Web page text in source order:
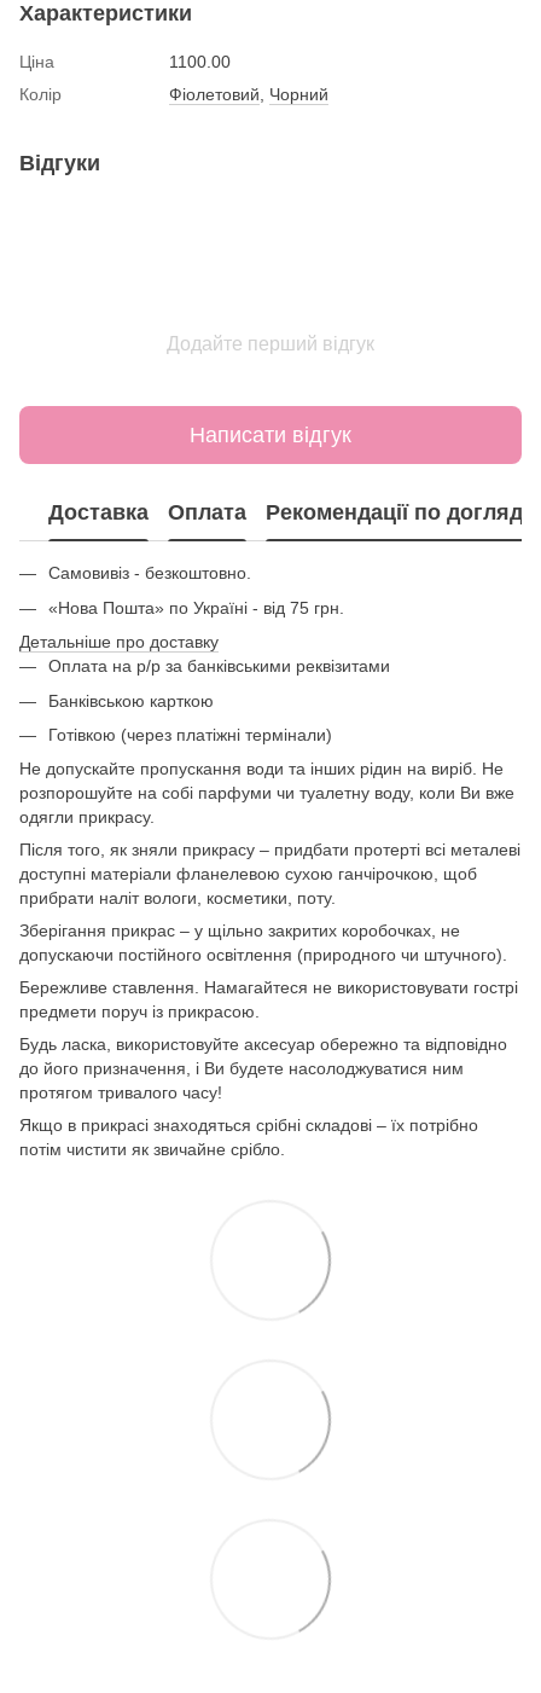
Характеристики
Ціна
1100.00
Колір
Фіолетовий, Чорний
Відгуки
Додайте перший відгук
Написати відгук
Доставка Оплата Рекомендації по догляду
Самовивіз - безкоштовно.
«Нова Пошта» по Україні - від 75 грн.
Детальніше про доставку
Оплата на р/р за банківськими реквізитами
Банківською карткою
Готівкою (через платіжні термінали)
Не допускайте пропускання води та інших рідин на виріб. Не
розпорошуйте на собі парфуми чи туалетну воду, коли Ви вже
одягли прикрасу.
Після того, як зняли прикрасу – придбати протерті всі металеві
доступні матеріали фланелевою сухою ганчірочкою, щоб
прибрати наліт вологи, косметики, поту.
Зберігання прикрас – у щільно закритих коробочках, не
допускаючи постійного освітлення (природного чи штучного).
Бережливе ставлення. Намагайтеся не використовувати гострі
предмети поруч із прикрасою.
Будь ласка, використовуйте аксесуар обережно та відповідно
до його призначення, і Ви будете насолоджуватися ним
протягом тривалого часу!
Якщо в прикрасі знаходяться срібні складові – їх потрібно
потім чистити як звичайне срібло.